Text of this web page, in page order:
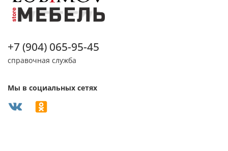
+7 (904) 065-95-45
справочная служба
Мы в социальных сетях